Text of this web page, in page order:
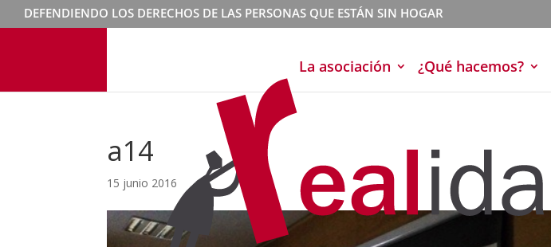
DEFENDIENDO LOS DERECHOS DE LAS PERSONAS QUE ESTÁN SIN HOGAR
La asociación ¿Qué hacemos?
a14
15 junio 2016